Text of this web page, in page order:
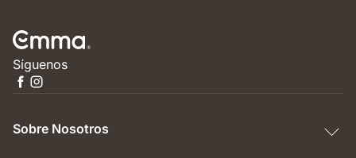
Síguenos
Sobre Nosotros